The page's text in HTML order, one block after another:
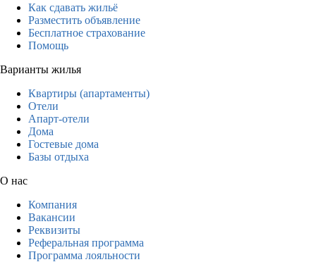
Как сдавать жильё
Разместить объявление
Бесплатное страхование
Помощь
Варианты жилья
Квартиры (апартаменты)
Отели
Апарт-отели
Дома
Гостевые дома
Базы отдыха
О нас
Компания
Вакансии
Реквизиты
Реферальная программа
Программа лояльности